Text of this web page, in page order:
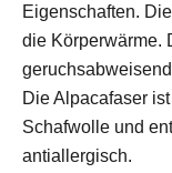
Eigenschaften.
die Körperwärme.
Die Alpacafaser
Schafwolle und
antiallergisch.